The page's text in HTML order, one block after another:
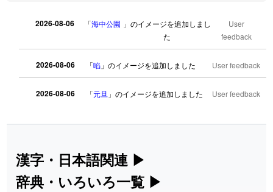
2026-08-06 「海中公園 」のイメージを追加しまし
た
User
feedback
2026-08-06 「啗 」のイメージを追加しました User feedback
2026-08-06 「元旦 」のイメージを追加しました User feedback
2026-08-06 「 」のイメージを追加しました
2026-08-06 「 胆石」のイメージを追加しました
漢字・日本語関連 ▶
漢字の読み方検索、手書き入力、書き順
辞典・いろいろ一覧 ▶